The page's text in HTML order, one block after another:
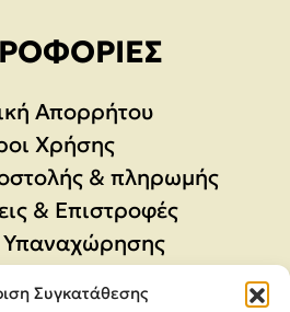
Συγκατάθεσης
Απορρήτου
Χρήσης
& πληρωμής
& Επιστροφές